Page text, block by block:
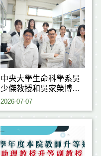
中央大學生命科學系吳
少傑教授和吳家榮博士
研究團隊，成功揭開植
關鍵機制，研究成果刊
登於國際期刊《Journal
of Experimental
Botany》
2026-07-07